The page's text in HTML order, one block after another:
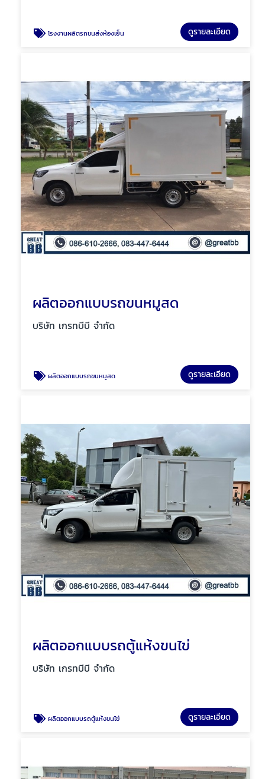
โรงงานผลิตรถขนส่งห้องเย็น ดูรายละเอียด
ผลิตออกแบบรถขนหมูสด
บริษัท เกรทบีบี จำกัด
ผลิตออกแบบรถขนหมูสด ดูรายละเอียด
ผลิตออกแบบรถตู้แห้งขนไข่
บริษัท เกรทบีบี จำกัด
ผลิตออกแบบรถตู้แห้งขนไข่ ดูรายละเอียด